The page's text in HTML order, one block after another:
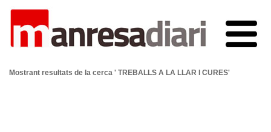
Mostrant resultats de la cerca ' TREBALLS A LA LLAR I CURES'